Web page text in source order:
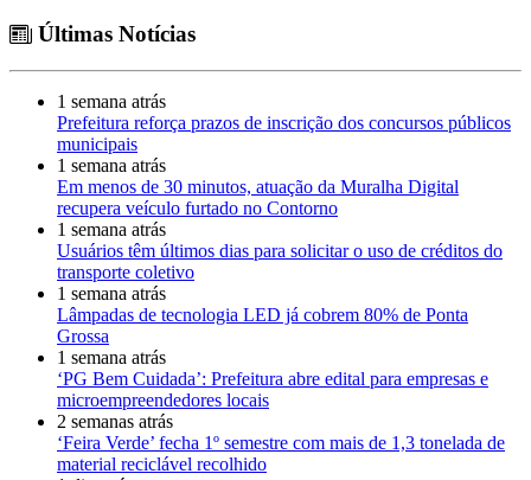
Últimas Notícias
1 semana atrás
Prefeitura reforça prazos de inscrição dos concursos públicos
municipais
1 semana atrás
Em menos de 30 minutos, atuação da Muralha Digital
recupera veículo furtado no Contorno
1 semana atrás
Usuários têm últimos dias para solicitar o uso de créditos do
transporte coletivo
1 semana atrás
Lâmpadas de tecnologia LED já cobrem 80% de Ponta
Grossa
1 semana atrás
‘PG Bem Cuidada’: Prefeitura abre edital para empresas e
microempreendedores locais
2 semanas atrás
‘Feira Verde’ fecha 1º semestre com mais de 1,3 tonelada de
material reciclável recolhido